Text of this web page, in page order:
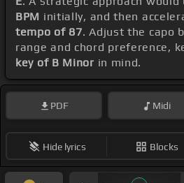
BPM initially, and then
tempo of 87. Adjust the capo
range and chord preference,
key of B Minor in mind.
PDF Midi
Hide lyrics Blocks